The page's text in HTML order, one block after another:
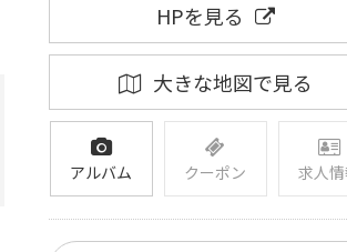
HPを見る
大きな地図で見る
アルバム クーポン 求人